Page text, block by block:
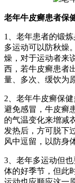
老年牛皮癣患者保
1、老年患者的锻
多运动可以防秋燥
燥，对于运动者来
西，若牛皮癣患者
量、多次、缓饮为
2、老年牛皮癣保
避免感冒，牛皮癣
的气温变化来增减
发热后，方可脱下
风中逗留，以防身
3、老年多运动但
体的好季节，但此